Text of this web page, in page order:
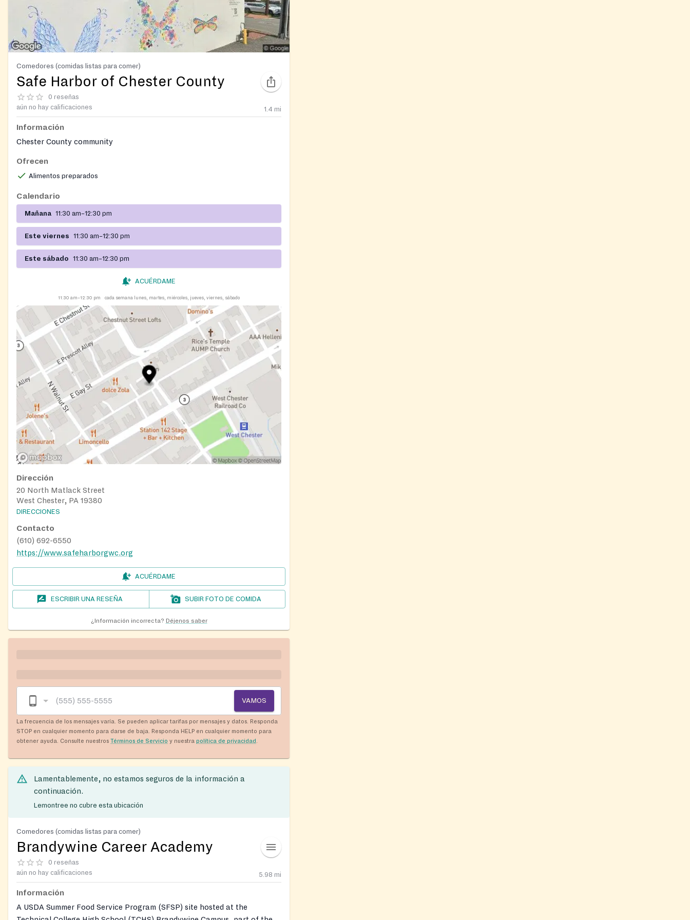
Comedores (comidas listas para comer)
Safe Harbor of Chester County
0 reseñas
aún no hay calificaciones
1.4 mi
Información
Chester County community
Ofrecen
Alimentos preparados
Calendario
Mañana 11:30 am–12:30 pm
Este viernes 11:30 am–12:30 pm
Este sábado 11:30 am–12:30 pm
ACUÉRDAME
11:30 am–12:30 pm cada semana lunes, martes, miércoles, jueves, viernes, sábado
Dirección
20 North Matlack Street
West Chester, PA 19380
DIRECCIONES
Contacto
(610) 692-6550
https://www.safeharborgwc.org
ACUÉRDAME
ESCRIBIR UNA RESEÑA SUBIR FOTO DE COMIDA
¿Información incorrecta? Déjenos saber
VAMOS
La frecuencia de los mensajes varía. Se pueden aplicar tarifas por mensajes y datos. Responda
STOP en cualquier momento para darse de baja. Responda HELP en cualquier momento para
obtener ayuda. Consulte nuestros Términos de Servicio y nuestra política de privacidad
Lamentablemente, no estamos seguros de la información a
continuación.
Lemontree no cubre esta ubicación
Comedores (comidas listas para comer)
Brandywine Career Academy
0 reseñas
aún no hay calificaciones
5.98 mi
Información
A USDA Summer Food Service Program (SFSP) site hosted at the